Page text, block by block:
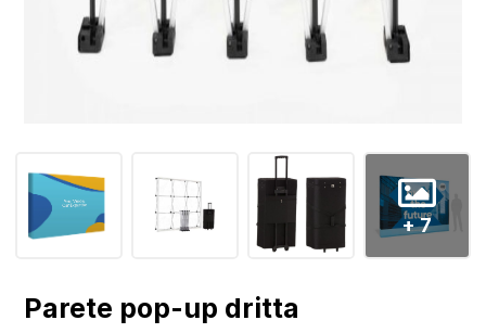
+ 7
Parete pop-up dritta